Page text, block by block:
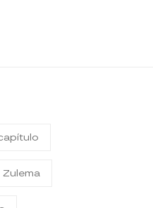
Zulema